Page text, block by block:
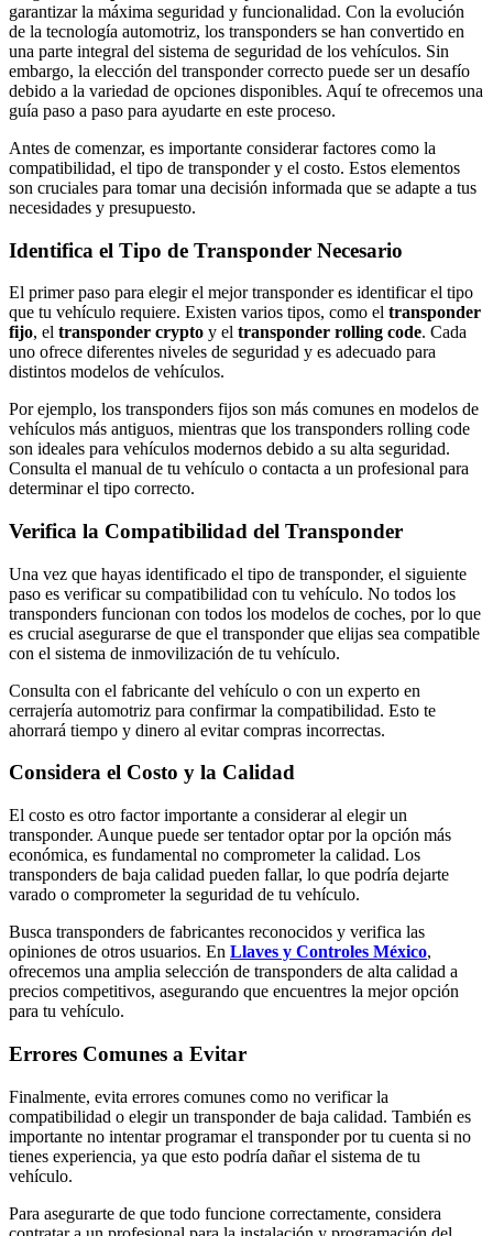
garantizar la máxima seguridad y funcionalidad. Con la evolución
de la tecnología automotriz, los transponders se han convertido en
una parte integral del sistema de seguridad de los vehículos. Sin
embargo, la elección del transponder correcto puede ser un desafío
debido a la variedad de opciones disponibles. Aquí te ofrecemos una
guía paso a paso para ayudarte en este proceso.
Antes de comenzar, es importante considerar factores como la
compatibilidad, el tipo de transponder y el costo. Estos elementos
son cruciales para tomar una decisión informada que se adapte a tus
necesidades y presupuesto.
Identifica el Tipo de Transponder Necesario
El primer paso para elegir el mejor transponder es identificar el tipo
que tu vehículo requiere. Existen varios tipos, como el transponder
fijo, el transponder crypto y el transponder rolling code. Cada
uno ofrece diferentes niveles de seguridad y es adecuado para
distintos modelos de vehículos.
Por ejemplo, los transponders fijos son más comunes en modelos de
vehículos más antiguos, mientras que los transponders rolling code
son ideales para vehículos modernos debido a su alta seguridad.
Consulta el manual de tu vehículo o contacta a un profesional para
determinar el tipo correcto.
Verifica la Compatibilidad del Transponder
Una vez que hayas identificado el tipo de transponder, el siguiente
paso es verificar su compatibilidad con tu vehículo. No todos los
transponders funcionan con todos los modelos de coches, por lo que
es crucial asegurarse de que el transponder que elijas sea compatible
con el sistema de inmovilización de tu vehículo.
Consulta con el fabricante del vehículo o con un experto en
cerrajería automotriz para confirmar la compatibilidad. Esto te
ahorrará tiempo y dinero al evitar compras incorrectas.
Considera el Costo y la Calidad
El costo es otro factor importante a considerar al elegir un
transponder. Aunque puede ser tentador optar por la opción más
económica, es fundamental no comprometer la calidad. Los
transponders de baja calidad pueden fallar, lo que podría dejarte
varado o comprometer la seguridad de tu vehículo.
Busca transponders de fabricantes reconocidos y verifica las
opiniones de otros usuarios. En Llaves y Controles México,
ofrecemos una amplia selección de transponders de alta calidad a
precios competitivos, asegurando que encuentres la mejor opción
para tu vehículo.
Errores Comunes a Evitar
Finalmente, evita errores comunes como no verificar la
compatibilidad o elegir un transponder de baja calidad. También es
importante no intentar programar el transponder por tu cuenta si no
tienes experiencia, ya que esto podría dañar el sistema de tu
vehículo.
Para asegurarte de que todo funcione correctamente, considera